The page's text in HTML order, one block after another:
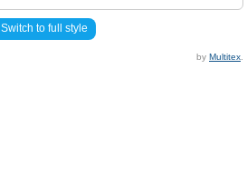
Switch to full style
by Multitex